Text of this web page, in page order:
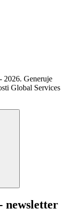
Generuje
Global Services
newsletter